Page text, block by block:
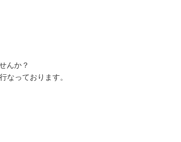
んか？
なっております。